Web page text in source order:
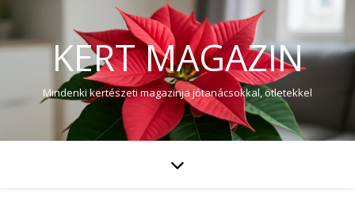
KERT MAGAZIN
Mindenki kertészeti magazinja jótanácsokkal, ötletekkel